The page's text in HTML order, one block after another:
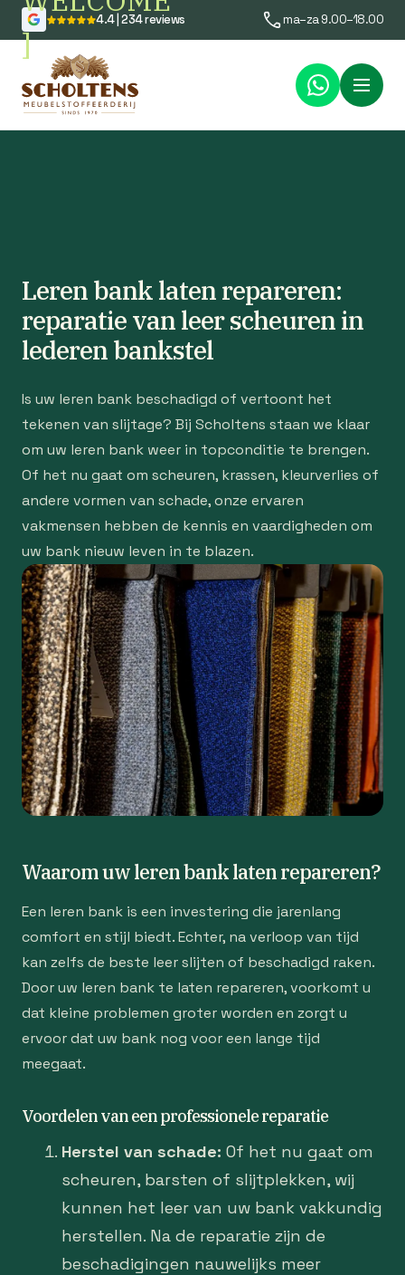
]
4.4 | 234 reviews ma–za 9.00–18.00
Menu
Leren bank laten repareren:
reparatie van leer scheuren in
lederen bankstel
Is uw leren bank beschadigd of vertoont het
tekenen van slijtage? Bij Scholtens staan we klaar
om uw leren bank weer in topconditie te brengen.
Of het nu gaat om scheuren, krassen, kleurverlies of
andere vormen van schade, onze ervaren
vakmensen hebben de kennis en vaardigheden om
uw bank nieuw leven in te blazen.
Waarom uw leren bank laten repareren?
Een leren bank is een investering die jarenlang
comfort en stijl biedt. Echter, na verloop van tijd
kan zelfs de beste leer slijten of beschadigd raken.
Door uw leren bank te laten repareren, voorkomt u
dat kleine problemen groter worden en zorgt u
ervoor dat uw bank nog voor een lange tijd
meegaat.
Voordelen van een professionele reparatie
Herstel van schade: Of het nu gaat om
scheuren, barsten of slijtplekken, wij
kunnen het leer van uw bank vakkundig
herstellen. Na de reparatie zijn de
beschadigingen nauwelijks meer